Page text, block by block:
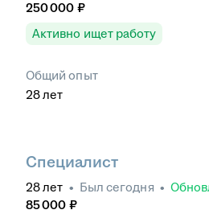
250 000 ₽
Активно ищет работу
Общий опыт
28лет
Специалист
28лет • Был сегодня •
85 000 ₽